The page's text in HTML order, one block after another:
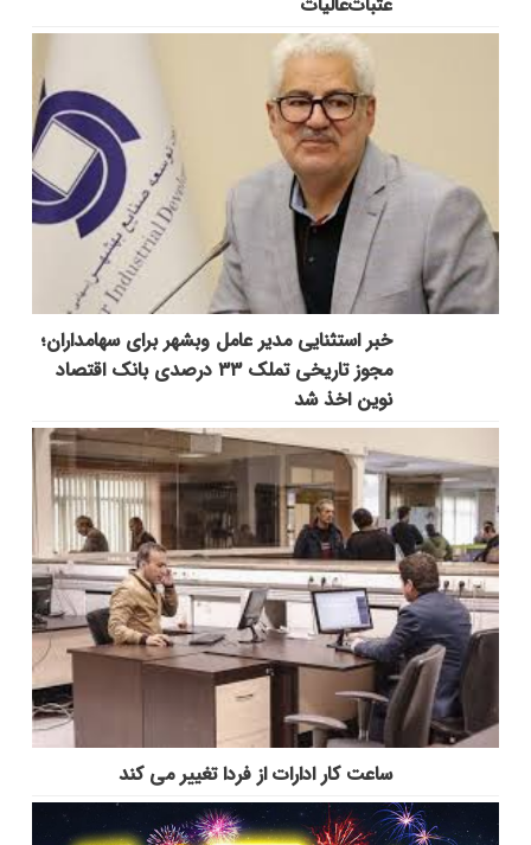
خبر استثنایی مدیر عامل وبشهر برای سهامداران؛
مجوز تاریخی تملک ۳۳ درصدی بانک اقتصاد
نوین اخذ شد
ساعت کار ادارات از فردا تغییر می کند